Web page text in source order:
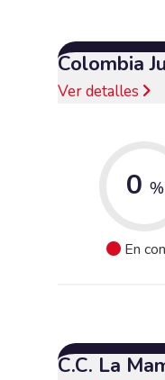
Colombia
Ver detalles
0 %
En
C.C. La